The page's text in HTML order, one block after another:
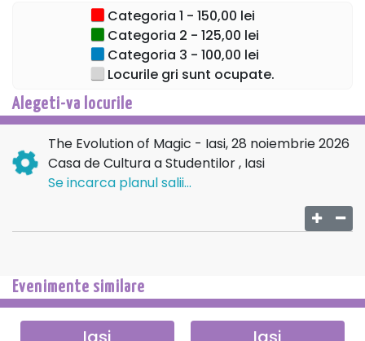
*spectacolul se desfasoara in limba engleza
Categoria 1 - 150,00 lei
Categoria 2 - 125,00 lei
Categoria 3 - 100,00 lei
Locurile gri sunt ocupate.
Alegeti-va locurile
The Evolution of Magic - Iasi, 28 noiembrie 2026
Casa de Cultura a Studentilor , Iasi
Se incarca planul salii...
Evenimente similare